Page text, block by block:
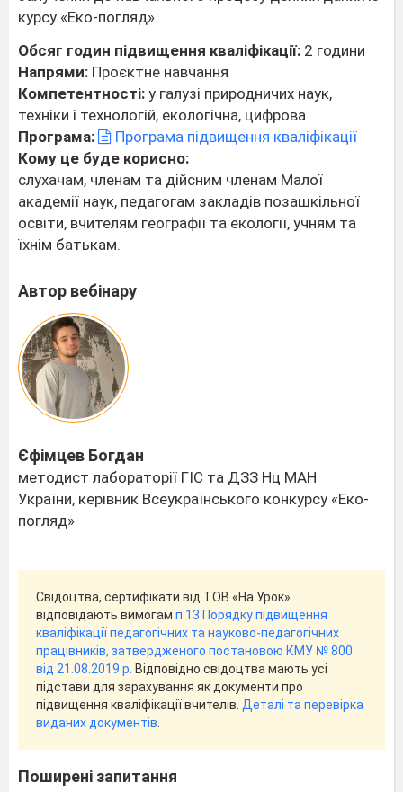
курсу «Еко-погляд».
Обсяг годин підвищення кваліфікації: 2 години
Напрями: Проєктне навчання
Компетентності: у галузі природничих наук,
техніки і технологій, екологічна, цифрова
Програма:
Програма підвищення кваліфікації
Кому це буде корисно:
слухачам, членам та дійсним членам Малої
академії наук, педагогам закладів позашкільної
освіти, вчителям географії та екології, учням та
їхнім батькам.
Автор вебінару
Єфімцев Богдан
методист лабораторії ГІС та ДЗЗ Нц МАН
України, керівник Всеукраїнського конкурсу «Еко-
погляд»
Свідоцтва, сертифікати від ТОВ «На Урок»
відповідають вимогам п.13 Порядку підвищення
кваліфікації педагогічних та науково-педагогічних
працівників, затвердженого постановою КМУ № 800
від 21.08.2019 р. Відповідно свідоцтва мають усі
підстави для зарахування як документи про
підвищення кваліфікації вчителів. Деталі та перевірка
виданих документів
Поширені запитання